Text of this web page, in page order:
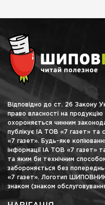
Відповідно до ст. 26 Закону
право власності на
охороняється чинним
публікує ІА ТОВ «7 газет» та
«7 газет». Будь-яке
інформації ІА ТОВ «7 газет»
та яким би технічним
забороняється без
«7 газет». Логотип
знаком (знаком